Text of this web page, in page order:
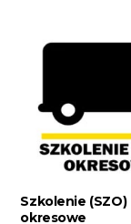
Szkolenie (SZO)
okresowe